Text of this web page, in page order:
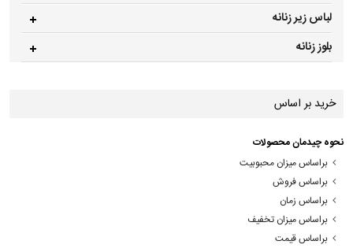
لباس زیر زنانه
بلوز زنانه
خرید بر اساس
نحوه چیدمان محصولات
براساس میزان محبوبیت
براساس فروش
براساس زمان
براساس میزان تخفیف
براساس قیمت